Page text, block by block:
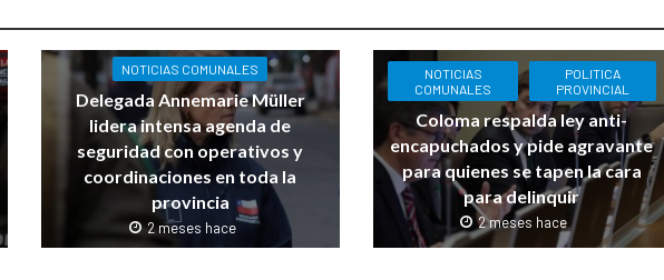
NOTICIAS COMUNALES
Delegada Annemarie Müller
lidera intensa agenda de
seguridad con operativos y
coordinaciones en toda la
provincia
2 meses hace
NOTICIAS
COMUNALES
POLITICA
PROVINCIAL
Coloma respalda ley anti-
encapuchados y pide agravante
para quienes se tapen la cara
para delinquir
2 meses hace